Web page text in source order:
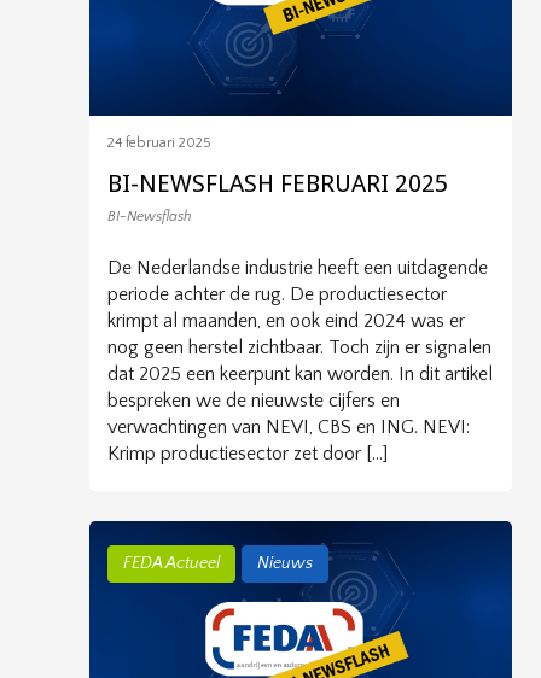
24 februari 2025
BI-NEWSFLASH FEBRUARI 2025
BI-Newsflash
De Nederlandse industrie heeft een uitdagende
periode achter de rug. De productiesector
krimpt al maanden, en ook eind 2024 was er
nog geen herstel zichtbaar. Toch zijn er signalen
dat 2025 een keerpunt kan worden. In dit artikel
bespreken we de nieuwste cijfers en
verwachtingen van NEVI, CBS en ING. NEVI:
Krimp productiesector zet door […]
FEDA Actueel Nieuws